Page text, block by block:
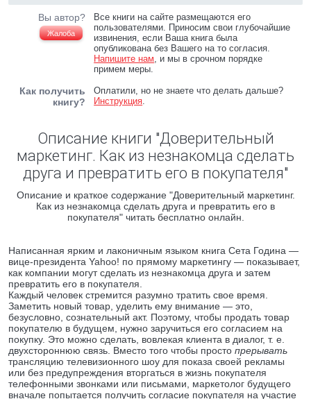
Вы автор?
Жалоба
Все книги на сайте размещаются его
пользователями. Приносим свои глубочайшие
извинения, если Ваша книга была
опубликована без Вашего на то согласия.
Напишите нам, и мы в срочном порядке
примем меры.
Как получить
книгу?
Оплатили, но не знаете что делать дальше?
Инструкция.
Описание книги "Доверительный
маркетинг. Как из незнакомца сделать
друга и превратить его в покупателя"
Описание и краткое содержание "Доверительный маркетинг.
Как из незнакомца сделать друга и превратить его в
покупателя" читать бесплатно онлайн.
Написанная ярким и лаконичным языком книга Сета Година —
вице-президента Yahoo! по прямому маркетингу — показывает,
как компании могут сделать из незнакомца друга и затем
превратить его в покупателя.
Каждый человек стремится разумно тратить свое время.
Заметить новый товар, уделить ему внимание — это,
безусловно, сознательный акт. Поэтому, чтобы продать товар
покупателю в будущем, нужно заручиться его согласием на
покупку. Это можно сделать, вовлекая клиента в диалог, т. е.
двухстороннюю связь. Вместо того чтобы просто прерывать
трансляцию телевизионного шоу для показа своей рекламы
или без предупреждения вторгаться в жизнь покупателя
телефонными звонками или письмами, маркетолог будущего
вначале попытается получить согласие покупателя на участие